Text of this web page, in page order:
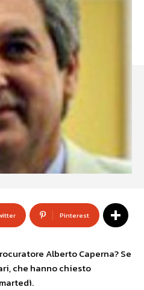
Pinterest
Alberto Caperna? Se
che hanno chiesto